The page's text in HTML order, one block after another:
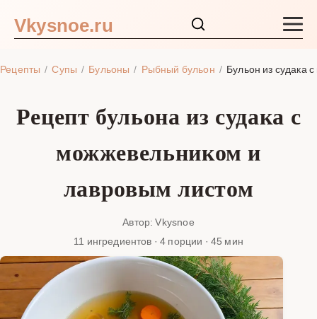
Vkysnoe.ru
Рецепты Супы Бульоны Рыбный бульон Бульон из судака
Рецепт бульона из судака с
можжевельником и
лавровым листом
Автор: Vkysnoe
11 ингредиентов · 4 порции · 45 мин